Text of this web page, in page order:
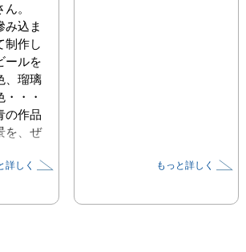
。
み込ま
制作し
ールを
、瑠璃
・・
の作品
を、ぜ
詳しく もっと詳しく